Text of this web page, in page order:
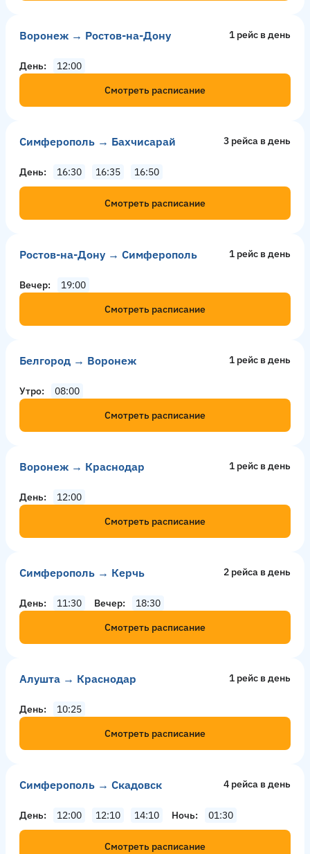
Воронеж → Ростов-на-Дону 1 рейс в день
День
12:00
Смотреть расписание
Симферополь → Бахчисарай 3 рейсa в день
День 16:30 16:35 16:50
Смотреть расписание
Ростов-на-Дону → Симферополь 1 рейс в день
Вечер
19:00
Смотреть расписание
Белгород → Воронеж 1 рейс в день
Утро
08:00
Смотреть расписание
Воронеж → Краснодар 1 рейс в день
День
12:00
Смотреть расписание
Симферополь → Керчь 2 рейсa в день
День 11:30 Вечер
18:30
Смотреть расписание
Алушта → Краснодар 1 рейс в день
День
10:25
Смотреть расписание
Симферополь → Скадовск 4 рейсa в день
День 12:00 12:10 14:10 Ночь 01:30
Смотреть расписание